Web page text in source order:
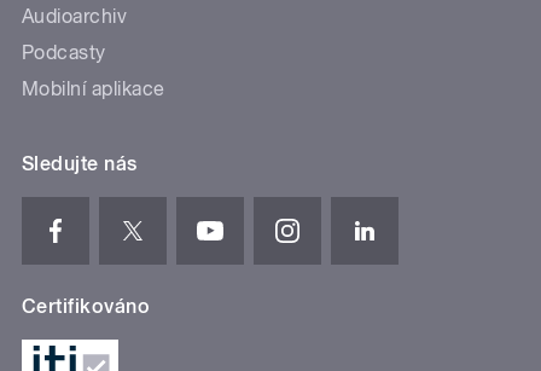
Audioarchiv
Podcasty
Mobilní aplikace
Sledujte nás
Certifikováno